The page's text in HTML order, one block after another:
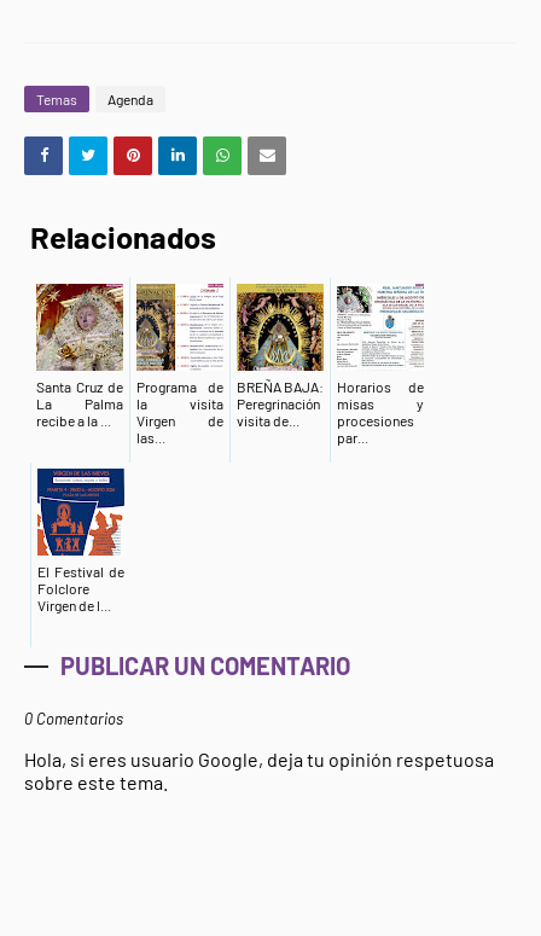
Temas Agenda
Relacionados
Santa Cruz de
La Palma
recibe a la ...
Programa de
la visita
Virgen de
las...
BREÑA BAJA:
Peregrinación
visita de...
Horarios de
misas y
procesiones
par...
El Festival de
Folclore
Virgen de l...
PUBLICAR UN COMENTARIO
0 Comentarios
Hola, si eres usuario Google, deja tu opinión respetuosa
sobre este tema.